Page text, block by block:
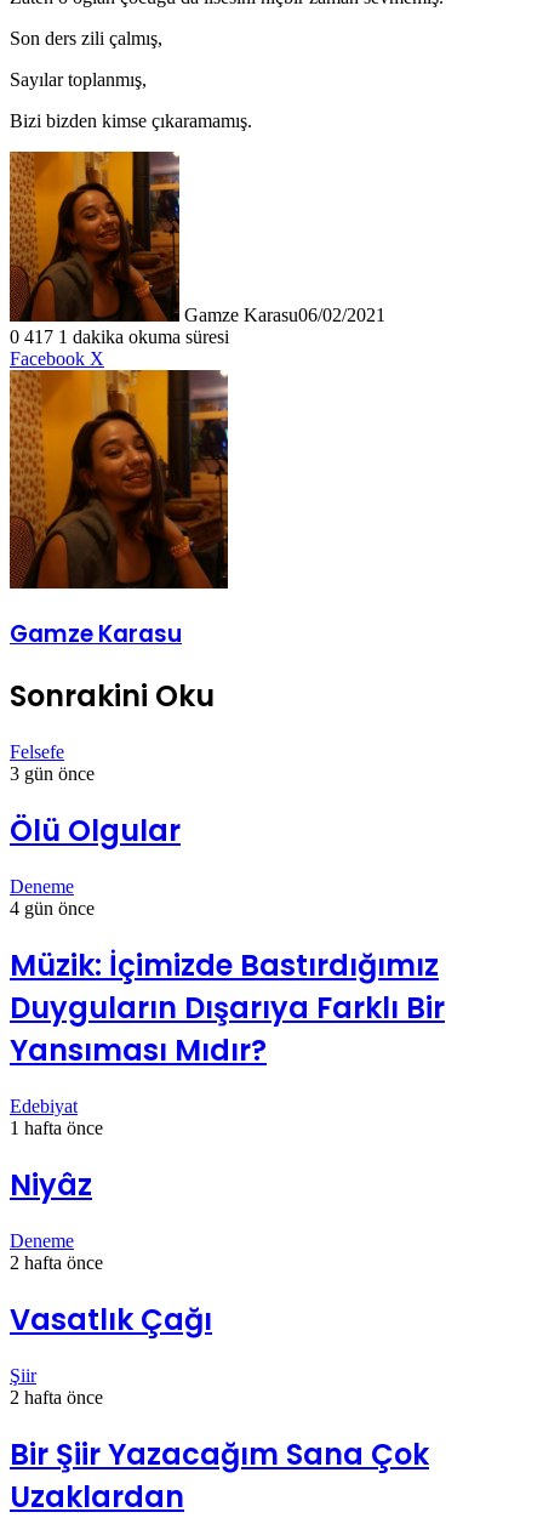
Son ders zili çalmış,
Sayılar toplanmış,
Bizi bizden kimse çıkaramamış.
Gamze Karasu06/02/2021
0 417 1 dakika okuma süresi
Facebook X
Posta
ile
paylaş
Gamze Karasu
Sonrakini Oku
Felsefe
3 gün önce
Ölü Olgular
Deneme
4 gün önce
Müzik: İçimizde Bastırdığımız
Duyguların Dışarıya Farklı Bir
Yansıması Mıdır?
Edebiyat
1 hafta önce
Niyâz
Deneme
2 hafta önce
Vasatlık Çağı
Şiir
2 hafta önce
Bir Şiir Yazacağım Sana Çok
Uzaklardan